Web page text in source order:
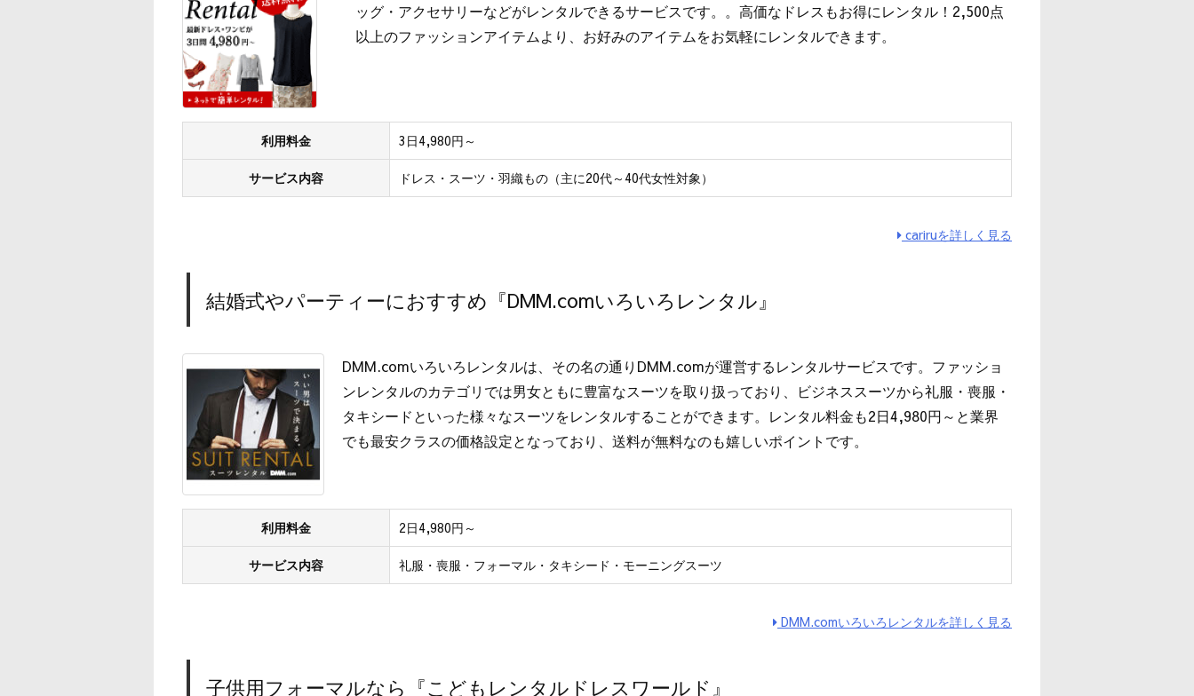
ッグ・アクセサリーなどがレンタルできるサービスです。。高価なドレスもお得にレンタル！2,500点
以上のファッションアイテムより、お好みのアイテムをお気軽にレンタルできます。
利用料金 3日4,980円～
サービス内容 ドレス・スーツ・羽織もの（主に20代～40代女性対象）
cariruを詳しく見る
結婚式やパーティーにおすすめ『DMM.comいろいろレンタル』
DMM.comいろいろレンタルは、その名の通りDMM.comが運営するレンタルサービスです。ファッショ
ンレンタルのカテゴリでは男女ともに豊富なスーツを取り扱っており、ビジネススーツから礼服・喪服・
タキシードといった様々なスーツをレンタルすることができます。レンタル料金も2日4,980円～と業界
でも最安クラスの価格設定となっており、送料が無料なのも嬉しいポイントです。
利用料金 2日4,980円～
サービス内容 礼服・喪服・フォーマル・タキシード・モーニングスーツ
DMM.comいろいろレンタルを詳しく見る
子供用フォーマルなら『こどもレンタルドレスワールド』